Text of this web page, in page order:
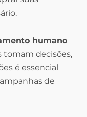
humano
tomam decisões,
é essencial
de